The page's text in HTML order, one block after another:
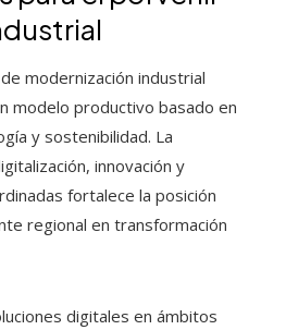
modernización industrial
modelo productivo basado en
y sostenibilidad. La
innovación y
fortalece la posición
regional en transformación
digitales en ámbitos